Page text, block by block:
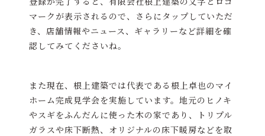
マークが表示されるので、さらにタップしていただ
き、店舗情報やニュース、ギャラリーなど詳細を確
認してみてくださいね。
また現在、根上建築では代表である根上卓也のマイ
ホーム完成見学会を実施しています。地元のヒノキ
やスギをふんだんに使った木の家であり、トリプル
ガラスや床下断熱、オリジナルの床下暖房などを取